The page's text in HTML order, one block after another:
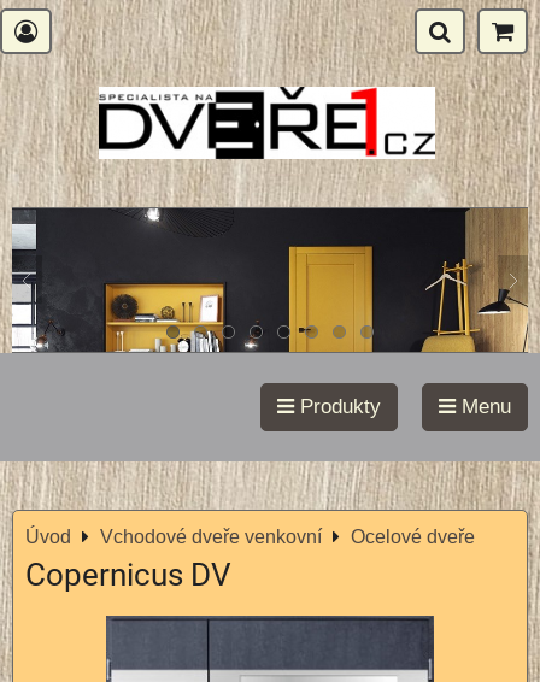
Produkty Menu
Úvod Vchodové dveře venkovní Ocelové dveře
Copernicus DV